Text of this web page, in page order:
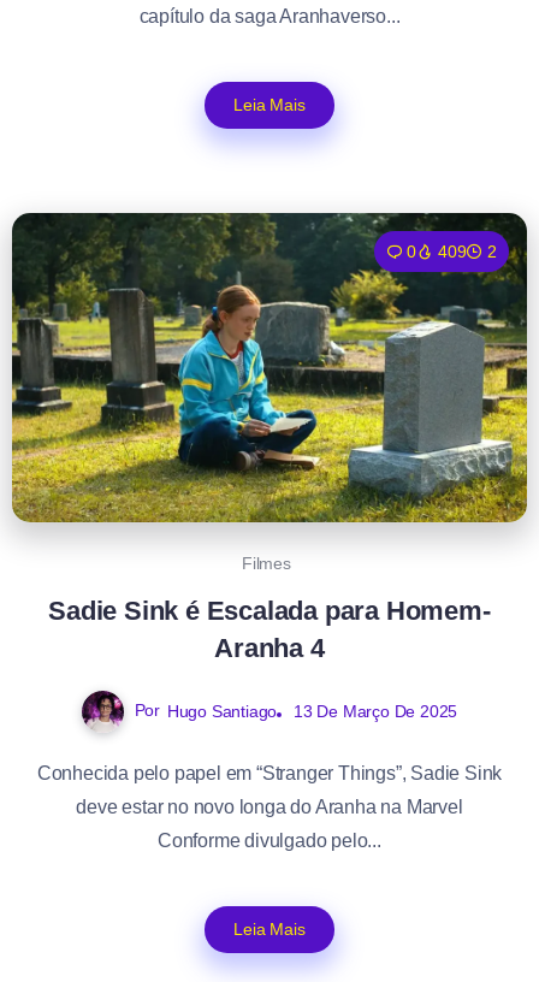
capítulo da saga Aranhaverso...
Leia Mais
0 409 2
Filmes
Sadie Sink é Escalada para Homem-
Aranha 4
Por Hugo Santiago 13 De Março De 2025
Conhecida pelo papel em “Stranger Things”, Sadie Sink
deve estar no novo longa do Aranha na Marvel
Conforme divulgado pelo...
Leia Mais